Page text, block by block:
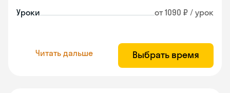
Уроки от 1090 ₽ / урок
Читать дальше Выбрать время